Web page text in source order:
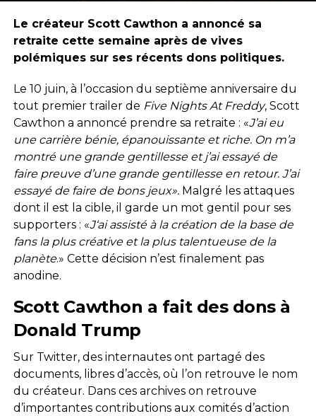
Le créateur Scott Cawthon a annoncé sa
retraite cette semaine après de vives
polémiques sur ses récents dons politiques.
Le 10 juin, à l’occasion du septième anniversaire du
tout premier trailer de Five Nights At Freddy, Scott
Cawthon a annoncé prendre sa retraite : «J’ai eu
une carrière bénie, épanouissante et riche. On m’a
montré une grande gentillesse et j’ai essayé de
faire preuve d’une grande gentillesse en retour. J’ai
essayé de faire de bons jeux». Malgré les attaques
dont il est la cible, il garde un mot gentil pour ses
supporters : «J‘ai assisté à la création de la base de
fans la plus créative et la plus talentueuse de la
planète.» Cette décision n’est finalement pas
anodine.
Scott Cawthon a fait des dons à
Donald Trump
Sur Twitter, des internautes ont partagé des
documents, libres d’accès, où l’on retrouve le nom
du créateur. Dans ces archives on retrouve
d’importantes contributions aux comités d’action